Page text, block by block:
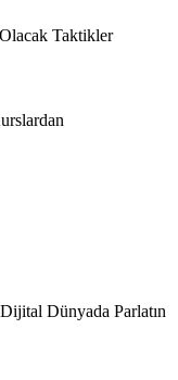
Taktikler
Dünyada Parlatın